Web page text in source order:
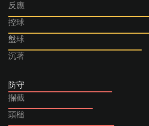
反應
控球
盤球
沉著
防守
攔截
頭槌